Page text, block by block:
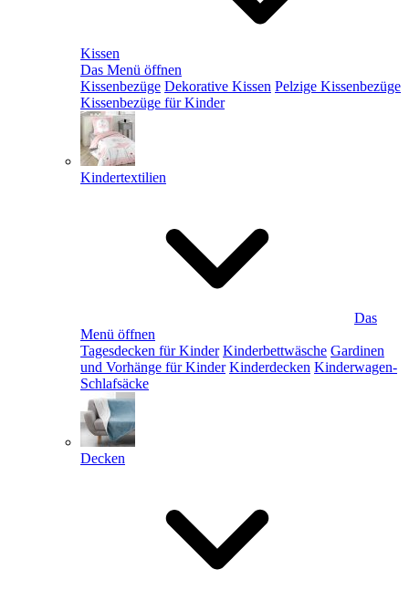
Kissen
Das Menü öffnen
Kissenbezüge Dekorative Kissen Pelzige Kissenbezüge
Kissenbezüge für Kinder
Kindertextilien
Das
Menü öffnen
Tagesdecken für Kinder Kinderbettwäsche Gardinen
und Vorhänge für Kinder Kinderdecken Kinderwagen-
Schlafsäcke
Decken